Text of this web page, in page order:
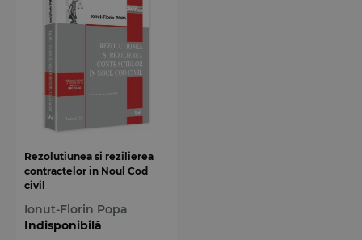
Rezolutiunea si rezilierea
contractelor in Noul Cod
civil
Ionut-Florin Popa
Indisponibilă